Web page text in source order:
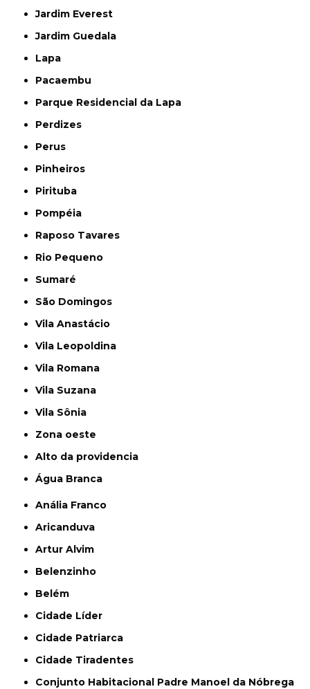
Jardim Everest
Jardim Guedala
Lapa
Pacaembu
Parque Residencial da Lapa
Perdizes
Perus
Pinheiros
Pirituba
Pompéia
Raposo Tavares
Rio Pequeno
Sumaré
São Domingos
Vila Anastácio
Vila Leopoldina
Vila Romana
Vila Suzana
Vila Sônia
Zona oeste
alto da providencia
Água Branca
Anália Franco
Aricanduva
Artur Alvim
Belenzinho
Belém
Cidade Líder
Cidade Patriarca
Cidade Tiradentes
Conjunto Habitacional Padre Manoel da Nóbrega